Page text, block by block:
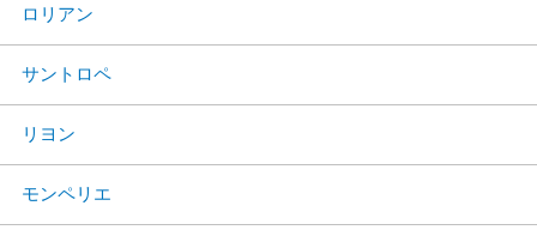
ロリアン
サントロペ
リヨン
モンペリエ